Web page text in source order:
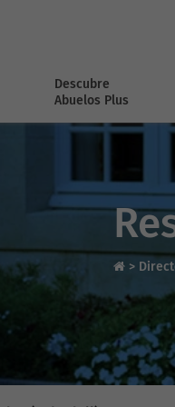
Descubre
Abuelos Plus
>